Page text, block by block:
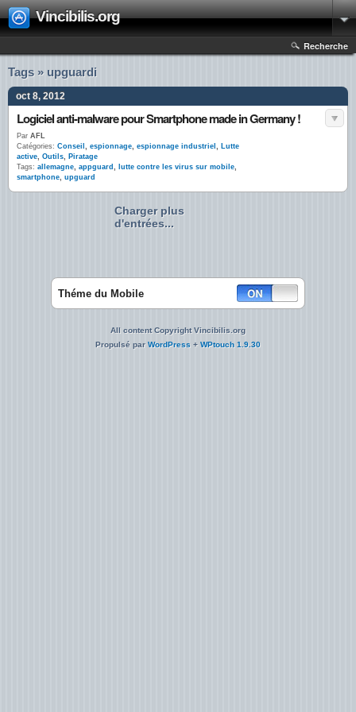
Vincibilis.org
Recherche
Tags » upguardi
oct 8, 2012
Logiciel anti-malware pour Smartphone made in Germany !
Par AFL
Catégories: Conseil , espionnage, espionnage industriel , Lutte
active, Outils, Piratage
Tags: allemagne, appguard , lutte contre les virus sur mobile,
smartphone, upguard
Charger plus
d'entrées...
Théme du Mobile
All content Copyright Vincibilis.org
Propulsé parWordPress + WPtouch 1.9.30